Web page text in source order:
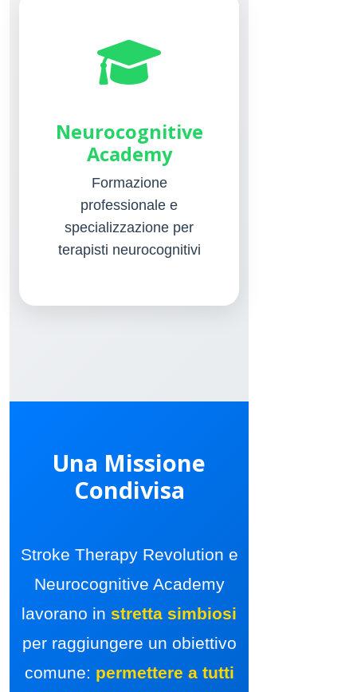
Neurocognitive
Academy
Formazione
professionale e
specializzazione per
terapisti neurocognitivi
Una Missione
Condivisa
Stroke Therapy Revolution e
Neurocognitive Academy
lavorano in stretta simbiosi
per raggiungere un obiettivo
comune: permettere a tutti